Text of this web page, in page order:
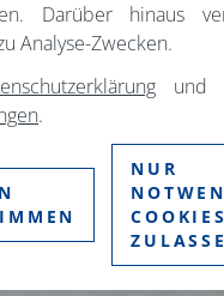
Darüber hinaus
Analyse-Zwecken.
und
.
NUR
COOKIES